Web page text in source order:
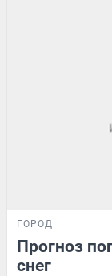
ГОРОД
Прогноз
снег